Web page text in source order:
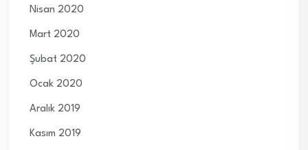
Nisan 2020
Mart 2020
Şubat 2020
Ocak 2020
Aralık 2019
Kasım 2019